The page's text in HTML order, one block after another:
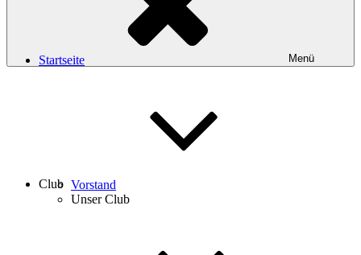
Menü
Startseite
Club Vorstand
Unser Club